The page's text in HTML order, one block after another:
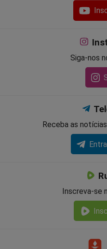
Siga-nos
Receba as
Inscreva-se